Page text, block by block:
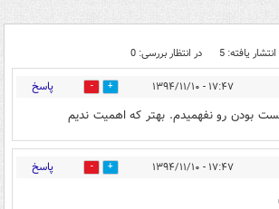
انتشار یافته: 5 در انتظار بررسی: 0
۱۷:۴۷ - ۱۳۹۴/۱۱/۱۰ 0 پاسخ
بودن رو نفهمیدم. بهتر که اهمیت ندیم
۱۷:۴۷ - ۱۳۹۴/۱۱/۱۰ 0 پاسخ